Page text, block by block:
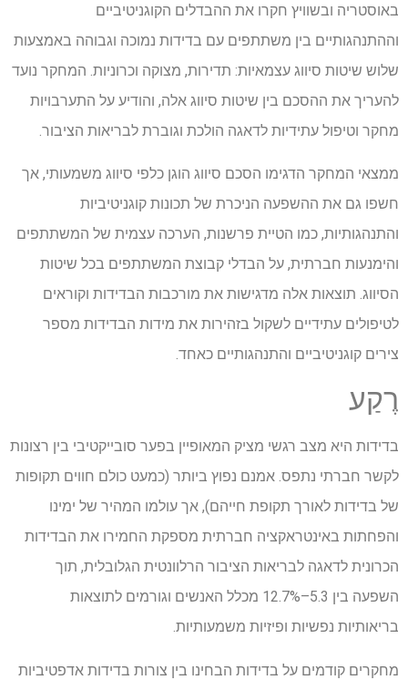
באוסטריה ובשוויץ חקרו את ההבדלים הקוגניטיביים
וההתנהגותיים בין משתתפים עם בדידות נמוכה וגבוהה באמצעות
שלוש שיטות סיווג עצמאיות: תדירות, מצוקה וכרוניות. המחקר נועד
להעריך את ההסכם בין שיטות סיווג אלה, והודיע ​​על התערבויות
מחקר וטיפול עתידיות לדאגה הולכת וגוברת לבריאות הציבור.
ממצאי המחקר הדגימו הסכם סיווג הוגן כלפי סיווג משמעותי, אך
חשפו גם את ההשפעה הניכרת של תכונות קוגניטיביות
והתנהגותיות, כמו הטיית פרשנות, הערכה עצמית של המשתתפים
והימנעות חברתית, על הבדלי קבוצת המשתתפים בכל שיטות
הסיווג. תוצאות אלה מדגישות את מורכבות הבדידות וקוראים
לטיפולים עתידיים לשקול בזהירות את מידות הבדידות מספר
צירים קוגניטיביים והתנהגותיים כאחד.
רֶקַע
בדידות היא מצב רגשי מציק המאופיין בפער סובייקטיבי בין רצונות
לקשר חברתי נתפס. אמנם נפוץ ביותר (כמעט כולם חווים תקופות
של בדידות לאורך תקופת חייהם), אך עולמו המהיר של ימינו
והפחתות באינטראקציה חברתית מספקת החמירו את הבדידות
הכרונית לדאגה לבריאות הציבור הרלוונטית הגלובלית, תוך
השפעה בין 5.3–12.7% מכלל האנשים וגורמים לתוצאות
בריאותיות נפשיות ופיזיות משמעותיות.
מחקרים קודמים על בדידות הבחינו בין צורות בדידות אדפטיביות